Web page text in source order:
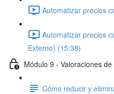
Automatizar precios
Automatizar precios
Externo) (15:38)
Módulo 9 - Valoraciones
Cómo reducir y